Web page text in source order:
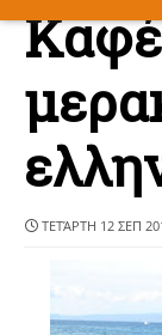
ΤΕΤΆΡΤΗ 12 ΣΕΠ